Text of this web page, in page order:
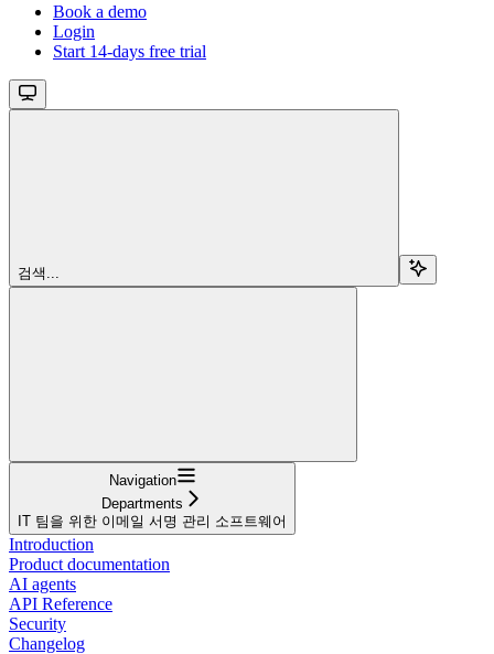
Book a demo
Login
Start 14-days free trial
검색...
Navigation
Departments
IT 팀을 위한 이메일 서명 관리 소프트웨어
Introduction
Product documentation
AI agents
API Reference
Security
Changelog